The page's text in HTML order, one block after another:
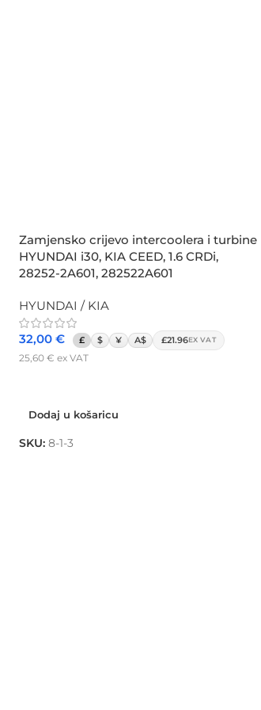
Zamjensko crijevo intercoolera i turbine
HYUNDAI i30, KIA CEED, 1.6 CRDi,
28252-2A601, 282522A601
HYUNDAI / KIA
32,00 € £ $ ¥ A$ £21.96EX VAT
25,60 € ex VAT
Dodaj u košaricu
SKU: 8-1-3